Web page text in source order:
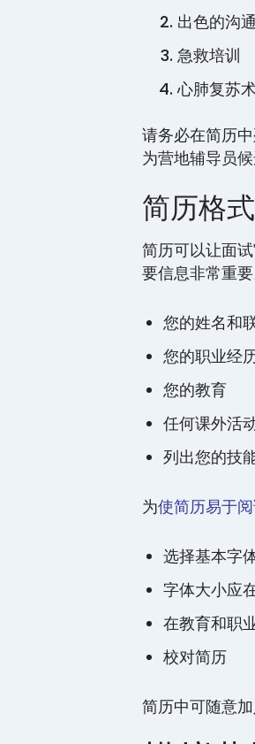
出色的沟
急救培训
心肺复苏
请务必在简历
为营地辅导员
简历格式
简历可以让面
要信息非常重
您的姓名和
您的职业经
您的教育
任何课外活
列出您的技
为使简历易于
选择基本字
字体大小应
在教育和职
校对简历
简历中可随意